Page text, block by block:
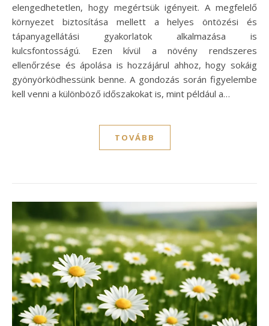
elengedhetetlen, hogy megértsük igényeit. A megfelelő
környezet biztosítása mellett a helyes öntözési és
tápanyagellátási gyakorlatok alkalmazása is
kulcsfontosságú. Ezen kívül a növény rendszeres
ellenőrzése és ápolása is hozzájárul ahhoz, hogy sokáig
gyönyörködhessünk benne. A gondozás során figyelembe
kell venni a különböző időszakokat is, mint például a…
TOVÁBB